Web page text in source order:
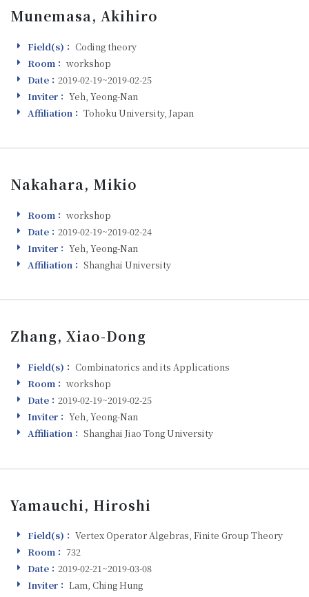
Munemasa, Akihiro
Field(s)
Field(s)： Coding theory
Room
Room： workshop
Visiting
Date： 2019-02-19~2019-02-25
Inviter
Inviter： Yeh, Yeong-Nan
Affiliation
Affiliation： Tohoku University, Japan
Nakahara, Mikio
Room
Room： workshop
Visiting
Date： 2019-02-19~2019-02-24
Inviter
Inviter： Yeh, Yeong-Nan
Affiliation
Affiliation： Shanghai University
Zhang, Xiao-Dong
Field(s)
Field(s)： Combinatorics and its Applications
Room
Room： workshop
Visiting
Date： 2019-02-19~2019-02-25
Inviter
Inviter： Yeh, Yeong-Nan
Affiliation
Affiliation： Shanghai Jiao Tong University
Yamauchi, Hiroshi
Field(s)
Field(s)： Vertex Operator Algebras, Finite Group Theory
Room
Room： 732
Visiting
Date： 2019-02-21~2019-03-08
Inviter
Inviter： Lam, Ching Hung